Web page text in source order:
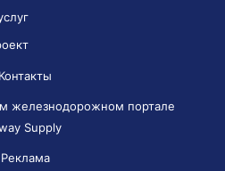
Контакты
железнодорожном портале
Supply
Реклама